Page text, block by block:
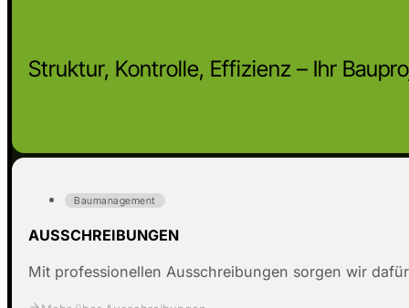
Struktur, Kontrolle, Effizienz – Ihr
Baumanagement
AUSSCHREIBUNGEN
Mit professionellen Ausschreibungen sorgen wir